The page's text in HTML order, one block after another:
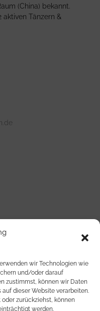
wir Technologien wie
und/oder darauf
zustimmst, können wir Daten
dieser Website verarbeiten.
zurückziehst, können
werden.
(China) bekannt.
Tänzern &